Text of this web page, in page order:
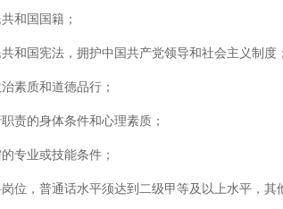
和国国籍；
和国宪法，拥护中国共产党领导和社会主义制度；
素质和道德品行；
责的身体条件和心理素质；
专业或技能条件；
位，普通话水平须达到二级甲等及以上水平，其